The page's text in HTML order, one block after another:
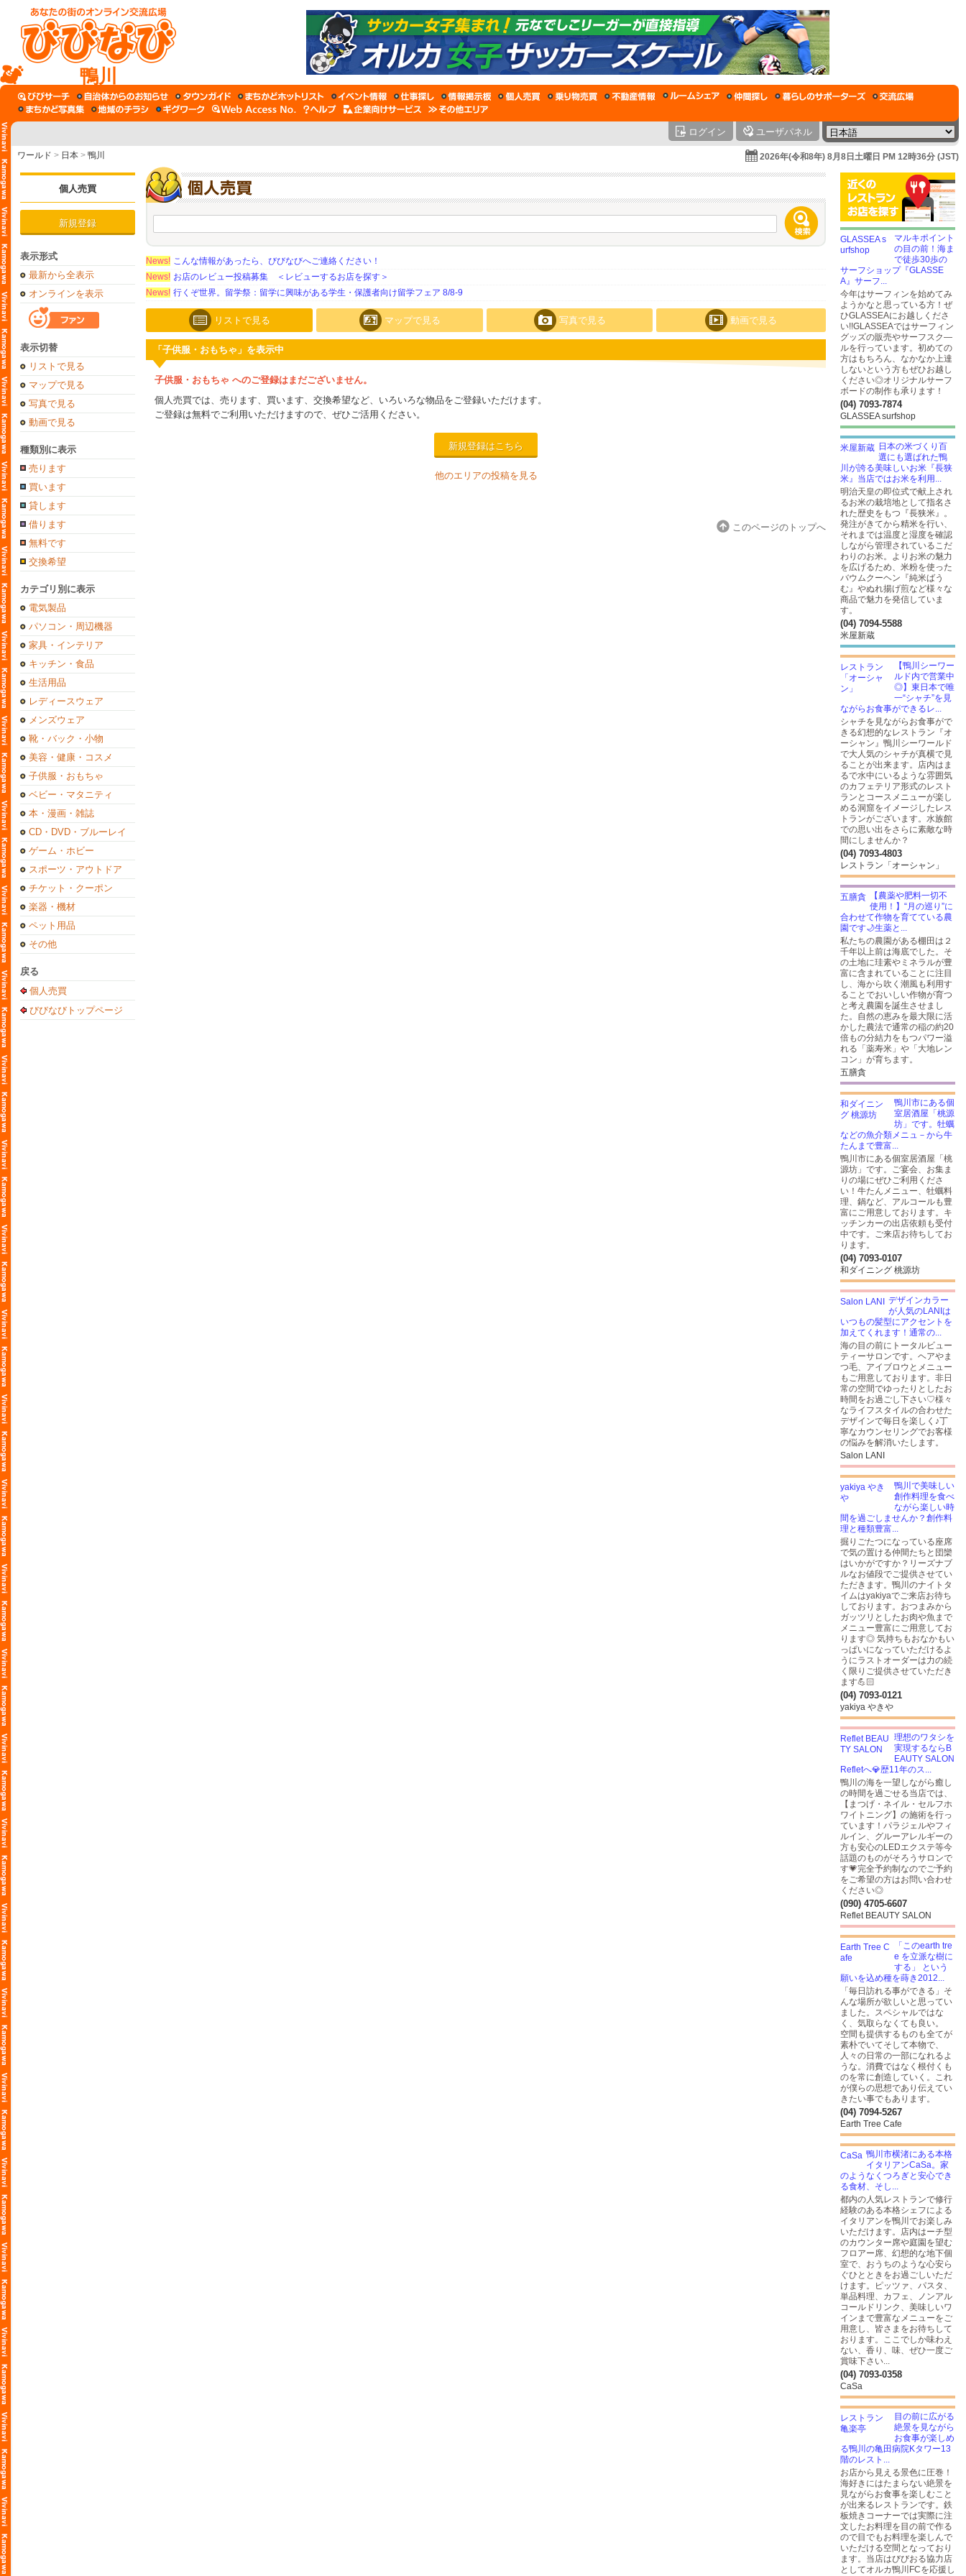
鴨川
ログイン ユーザパネル
ワールド > 日本 > 鴨川 2026年(令和8年) 8月8日土曜日 PM 12時36分 (JST)
個人売買
新規登録
表示形式
最新から全表示
オンラインを表示
表示切替
リストで見る
マップで見る
写真で見る
動画で見る
種類別に表示
売ります
買います
貸します
借ります
無料です
交換希望
カテゴリ別に表示
電気製品
パソコン・周辺機器
家具・インテリア
キッチン・食品
生活用品
レディースウェア
メンズウェア
靴・バック・小物
美容・健康・コスメ
子供服・おもちゃ
ベビー・マタニティ
本・漫画・雑誌
CD・DVD・ブルーレイ
ゲーム・ホビー
スポーツ・アウトドア
チケット・クーポン
楽器・機材
ペット用品
その他
戻る
個人売買
びびなびトップページ
News! こんな情報があったら、びびなびへご連絡ください！
News! お店のレビュー投稿募集 ＜レビューするお店を探す＞
News! 行くぞ世界。留学祭：留学に興味がある学生・保護者向け留学フェア 8/8-9
リストで見る マップで見る 写真で見る 動画で見る
「子供服・おもちゃ」を表示中
子供服・おもちゃ へのご登録はまだございません。
個人売買では、売ります、買います、交換希望など、いろいろな物品をご登録いただけます。
ご登録は無料でご利用いただけますので、ぜひご活用ください。
新規登録はこちら
他のエリアの投稿を見る
このページのトップへ
マルキポイント
の目の前！海ま
で徒歩30歩の
サーフショップ『GLASSE
A』サーフ...
今年はサーフィンを始めてみ
ようかなと思っている方！ぜ
ひGLASSEAにお越しくださ
い!!GLASSEAではサーフィン
グッズの販売やサーフスク―
ルを行っています。初めての
方はもちろん、なかなか上達
しないという方もぜひお越し
ください◎オリジナルサーフ
ボードの制作も承ります！
(04) 7093-7874
GLASSEA surfshop
日本の米づくり百
選にも選ばれた鴨
川が誇る美味しいお米『長狭
米』当店ではお米を利用...
明治天皇の即位式で献上され
るお米の栽培地として指名さ
れた歴史をもつ『長狭米』。
発注がきてから精米を行い、
それまでは温度と湿度を確認
しながら管理されているこだ
わりのお米。よりお米の魅力
を広げるため、米粉を使った
バウムクーヘン『純米ばう
む』やぬれ揚げ煎など様々な
商品で魅力を発信していま
す。
(04) 7094-5588
米屋新蔵
【鴨川シーワー
ルド内で営業中
◎】東日本で唯
一“シャチ”を見
ながらお食事ができるレ...
シャチを見ながらお食事がで
きる幻想的なレストラン『オ
ーシャン』鴨川シーワールド
で大人気のシャチが真横で見
ることが出来ます。店内はま
るで水中にいるような雰囲気
のカフェテリア形式のレスト
ランとコースメニューが楽し
める洞窟をイメージしたレス
トランがございます。水族館
での思い出をさらに素敵な時
間にしませんか？
(04) 7093-4803
レストラン「オーシャン」
【農薬や肥料一切不
使用！】“月の巡り”に
合わせて作物を育てている農
園です🌙生薬と...
私たちの農園がある棚田は２
千年以上前は海底でした。そ
の土地に珪素やミネラルが豊
富に含まれていることに注目
し、海から吹く潮風も利用す
ることでおいしい作物が育つ
と考え農園を誕生させまし
た。自然の恵みを最大限に活
かした農法で通常の稲の約20
倍もの分結力をもつパワー溢
れる「薬寿米」や「大地レン
コン」が育ちます。
五膳貪
鴨川市にある個
室居酒屋「桃源
坊」です。牡蠣
などの魚介類メニュ－から牛
たんまで豊富...
鴨川市にある個室居酒屋「桃
源坊」です。ご宴会、お集ま
りの場にぜひご利用くださ
い！牛たんメニュー、牡蠣料
理、鍋など、アルコールも豊
富にご用意しております。キ
ッチンカーの出店依頼も受付
中です。ご来店お待ちしてお
ります。
(04) 7093-0107
和ダイニング 桃源坊
デザインカラー
が人気のLANIは
いつもの髪型にアクセントを
加えてくれます！通常の...
海の目の前にトータルビュー
ティーサロンです。ヘアやま
つ毛、アイブロウとメニュー
もご用意しております。非日
常の空間でゆったりとしたお
時間をお過ごし下さい♡様々
なライフスタイルの合わせた
デザインで毎日を楽しく♪丁
寧なカウンセリングでお客様
の悩みを解消いたします。
Salon LANI
鴨川で美味しい
創作料理を食べ
ながら楽しい時
間を過ごしませんか？創作料
理と種類豊富...
掘りごたつになっている座席
で気の置ける仲間たちと団欒
はいかがですか？リーズナブ
ルなお値段でご提供させてい
ただきます。鴨川のナイトタ
イムはyakiyaでご来店お待ち
しております。おつまみから
ガッツリとしたお肉や魚まで
メニュー豊富にご用意してお
ります◎ 気持ちもおなかもい
っぱいになっていただけるよ
うにラストオーダーは力の続
く限りご提供させていただき
ます💪🏻
(04) 7093-0121
yakiya やきや
理想のワタシを
実現するならB
EAUTY SALON
Refletへ💎歴11年のス...
鴨川の海を一望しながら癒し
の時間を過ごせる当店では、
【まつげ・ネイル・セルフホ
ワイトニング】の施術を行っ
ています！パラジェルやフィ
ルイン、グルーアレルギーの
方も安心のLEDエクステ等今
話題のものがそろうサロンで
す💗完全予約制なのでご予約
をご希望の方はお問い合わせ
ください◎
(090) 4705-6607
Reflet BEAUTY SALON
「このearth tre
e を立派な樹に
する」 という
願いを込め種を蒔き2012...
「毎日訪れる事ができる」そ
んな場所が欲しいと思ってい
ました。スペシャルではな
く、気取らなくても良い。
空間も提供するものも全てが
素朴でいてそして本物で、
人々の日常の一部になれるよ
うな。消費ではなく根付くも
のを常に創造していく。これ
が僕らの思想であり伝えてい
きたい事でもあります。
(04) 7094-5267
Earth Tree Cafe
鴨川市横渚にある本格
イタリアンCaSa。家
のようなくつろぎと安心でき
る食材、そし...
都内の人気レストランで修行
経験のある本格シェフによる
イタリアンを鴨川でお楽しみ
いただけます。店内はーチ型
のカウンター席や庭園を望む
フロアー席、幻想的な地下個
室で、おうちのような心安ら
ぐひとときをお過ごしいただ
けます。ピッツァ、パスタ、
単品料理、カフェ、ノンアル
コールドリンク、美味しいワ
インまで豊富なメニューをご
用意し、皆さまをお待ちして
おります。ここでしか味わえ
ない、香り、味、ぜひ一度ご
賞味下さい...
(04) 7093-0358
CaSa
目の前に広がる
絶景を見ながら
お食事が楽しめ
る鴨川の亀田病院Kタワー13
階のレスト...
お店から見える景色に圧巻！
海好きにはたまらない絶景を
見ながらお食事を楽しむこと
が出来るレストランです。鉄
板焼きコーナーでは実際に注
文したお料理を目の前で作る
ので目でもお料理を楽しんで
いただける空間となっており
ます。当店はびびおる協力店
としてオルカ鴨川FCを応援し